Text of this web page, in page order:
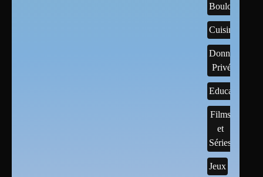
Boulots
Cuisine
Données
Privées
Educatif
Films
et
Séries
Jeux